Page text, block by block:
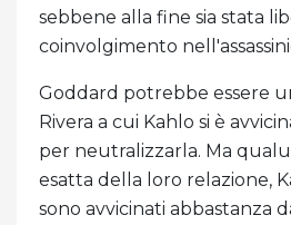
sebbene alla fine sia stata
coinvolgimento
Goddard potrebbe essere
Rivera a cui Kahlo si è
per neutralizzarla. Ma
esatta della loro relazione,
sono avvicinati abbastanza